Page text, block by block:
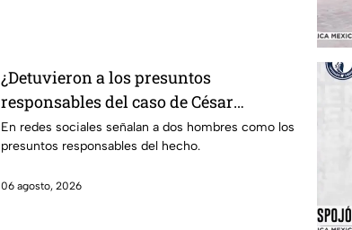
¿Detuvieron a los presuntos
responsables del caso de César
Gastélum? Esto sabemos
En redes sociales señalan a dos hombres como los
presuntos responsables del hecho.
06 agosto, 2026